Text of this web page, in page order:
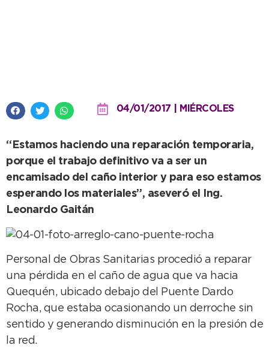
04/01/2017 | MIÉRCOLES
“Estamos haciendo una reparación temporaria,
porque el trabajo definitivo va a ser un
encamisado del caño interior y para eso estamos
esperando los materiales”, aseveró el Ing.
Leonardo Gaitán
Personal de Obras Sanitarias procedió a reparar
una pérdida en el caño de agua que va hacia
Quequén, ubicado debajo del Puente Dardo
Rocha, que estaba ocasionando un derroche sin
sentido y generando disminución en la presión de
la red.